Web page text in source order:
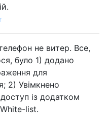
не витер. Все,
було 1) додано
для
2) Увімкнено
із додатком
list.